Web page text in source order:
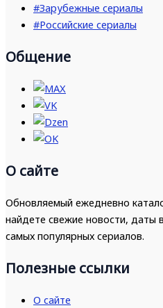
#Зарубежные сериалы
#Российские сериалы
Общение
О сайте
Обновляемый ежедневно
найдете свежие новости, даты
самых популярных сериалов.
Полезные ссылки
О сайте